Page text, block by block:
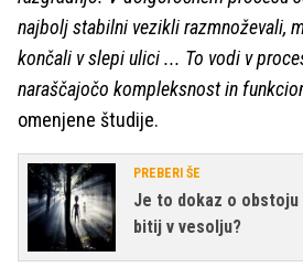
najbolj stabilni vezikli razmnoževali,
končali v slepi ulici ... To vodi v
naraščajočo kompleksnost in
omenjene študije.
PREBERI ŠE
Je to dokaz o
bitij v vesolju?